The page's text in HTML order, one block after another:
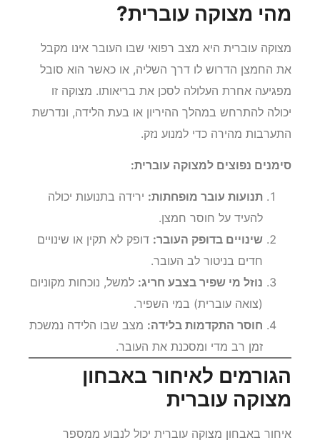
מהי מצוקה עוברית?
מצוקה עוברית היא מצב רפואי שבו העובר אינו מקבל
את החמצן הדרוש לו דרך השליה, או כאשר הוא סובל
מפגיעה אחרת העלולה לסכן את בריאותו. מצוקה זו
יכולה להתרחש במהלך ההיריון או בעת הלידה, ונדרשת
התערבות מהירה כדי למנוע נזק.
סימנים נפוצים למצוקה עוברית:
תנועות עובר מופחתות: ירידה בתנועות יכולה
להעיד על חוסר חמצן.
שינויים בדופק העובר: דופק לא תקין או שינויים
חדים בניטור לב העובר.
נוזל מי שפיר בצבע חריג: למשל, נוכחות מקוניום
(צואה עוברית) במי השפיר.
חוסר התקדמות בלידה: מצב שבו הלידה נמשכת
זמן רב מדי ומסכנת את העובר.
הגורמים לאיחור באבחון
מצוקה עוברית
איחור באבחון מצוקה עוברית יכול לנבוע ממספר